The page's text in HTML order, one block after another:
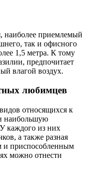
наиболее приемлемый
так и офисного
1,5 метра. К тому
предпочитает
влагой воздух.
любимцев
относящихся к
наибольшую
каждого из них
а также разная
и приспособленным
можно отнести